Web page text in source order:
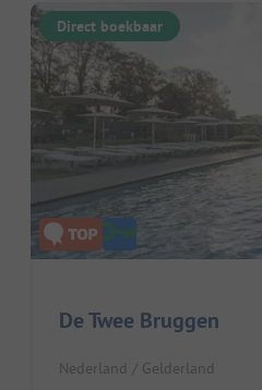
Direct boekbaar
De Twee Bruggen
Nederland / Gelderland